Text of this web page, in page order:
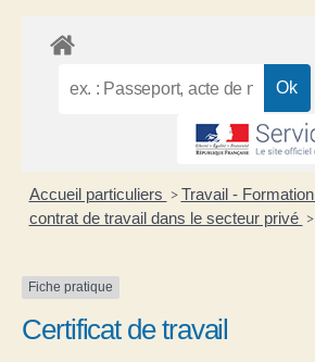
Accueil particuliers > Travail - Formation
contrat de travail dans le secteur privé >
Fiche pratique
Certificat de travail